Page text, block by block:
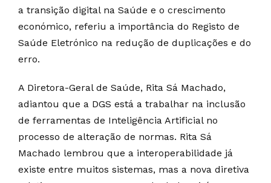
a transição digital na Saúde e o crescimento
económico, referiu a importância do Registo de
Saúde Eletrónico na redução de duplicações e do
erro.
A Diretora-Geral de Saúde, Rita Sá Machado,
adiantou que a DGS está a trabalhar na inclusão
de ferramentas de Inteligência Artificial no
processo de alteração de normas. Rita Sá
Machado lembrou que a interoperabilidade já
existe entre muitos sistemas, mas a nova diretiva